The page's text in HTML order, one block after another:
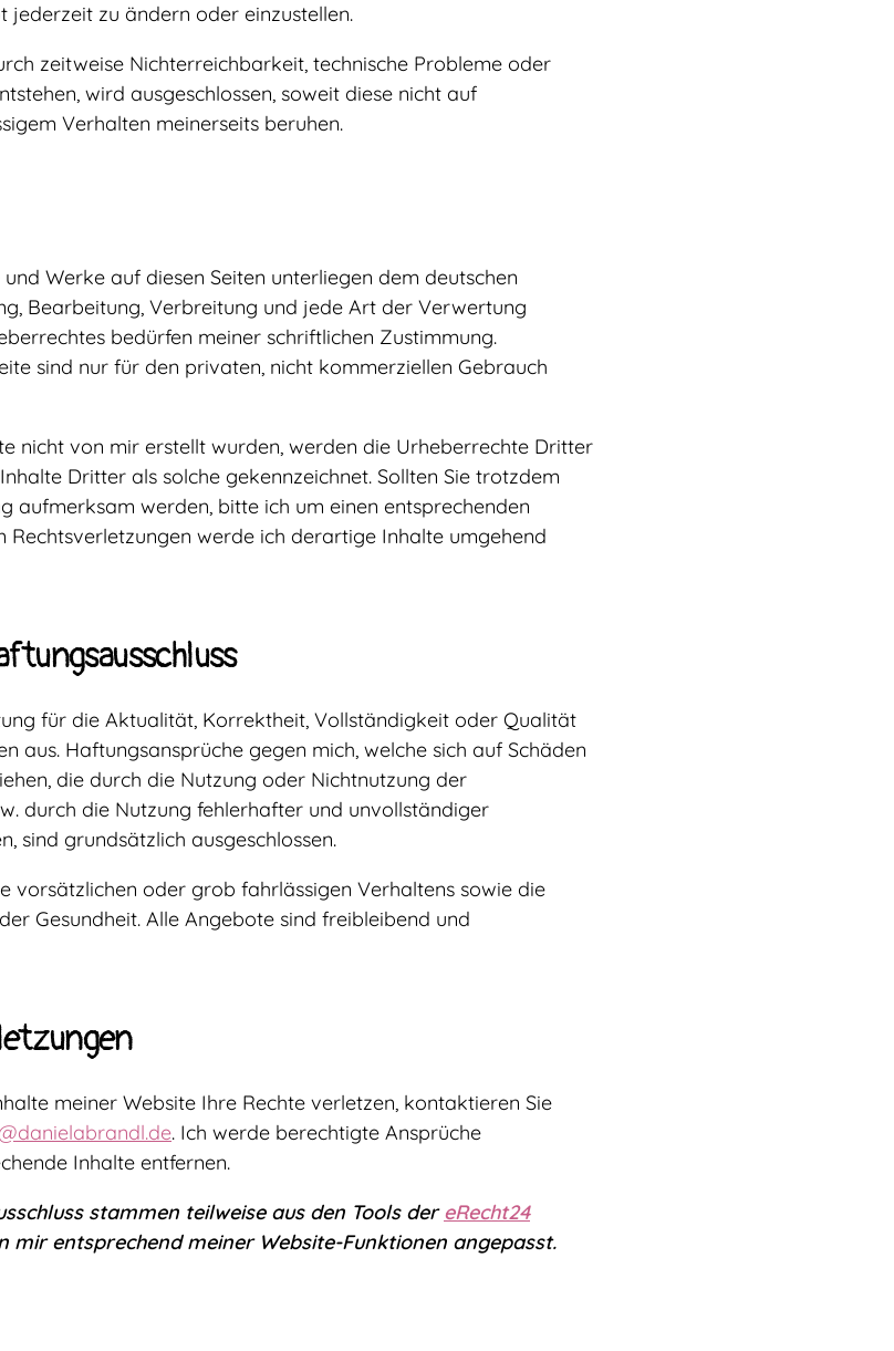
jederzeit zu ändern oder einzustellen.
zeitweise Nichterreichbarkeit, technische Probleme oder
wird ausgeschlossen, soweit diese nicht auf
Verhalten meinerseits beruhen.
Werke auf diesen Seiten unterliegen dem deutschen
Bearbeitung, Verbreitung und jede Art der Verwertung
bedürfen meiner schriftlichen Zustimmung.
sind nur für den privaten, nicht kommerziellen Gebrauch
nicht von mir erstellt wurden, werden die Urheberrechte Dritter
Dritter als solche gekennzeichnet. Sollten Sie trotzdem
aufmerksam werden, bitte ich um einen entsprechenden
Rechtsverletzungen werde ich derartige Inhalte umgehend
für die Aktualität, Korrektheit, Vollständigkeit oder Qualität
aus. Haftungsansprüche gegen mich, welche sich auf Schäden
die durch die Nutzung oder Nichtnutzung der
durch die Nutzung fehlerhafter und unvollständiger
sind grundsätzlich ausgeschlossen.
vorsätzlichen oder grob fahrlässigen Verhaltens sowie die
Gesundheit. Alle Angebote sind freibleibend und
meiner Website Ihre Rechte verletzen, kontaktieren Sie
. Ich werde berechtigte Ansprüche
Inhalte entfernen.
stammen teilweise aus den Tools dereRecht24
mir entsprechend meiner Website-Funktionen angepasst.